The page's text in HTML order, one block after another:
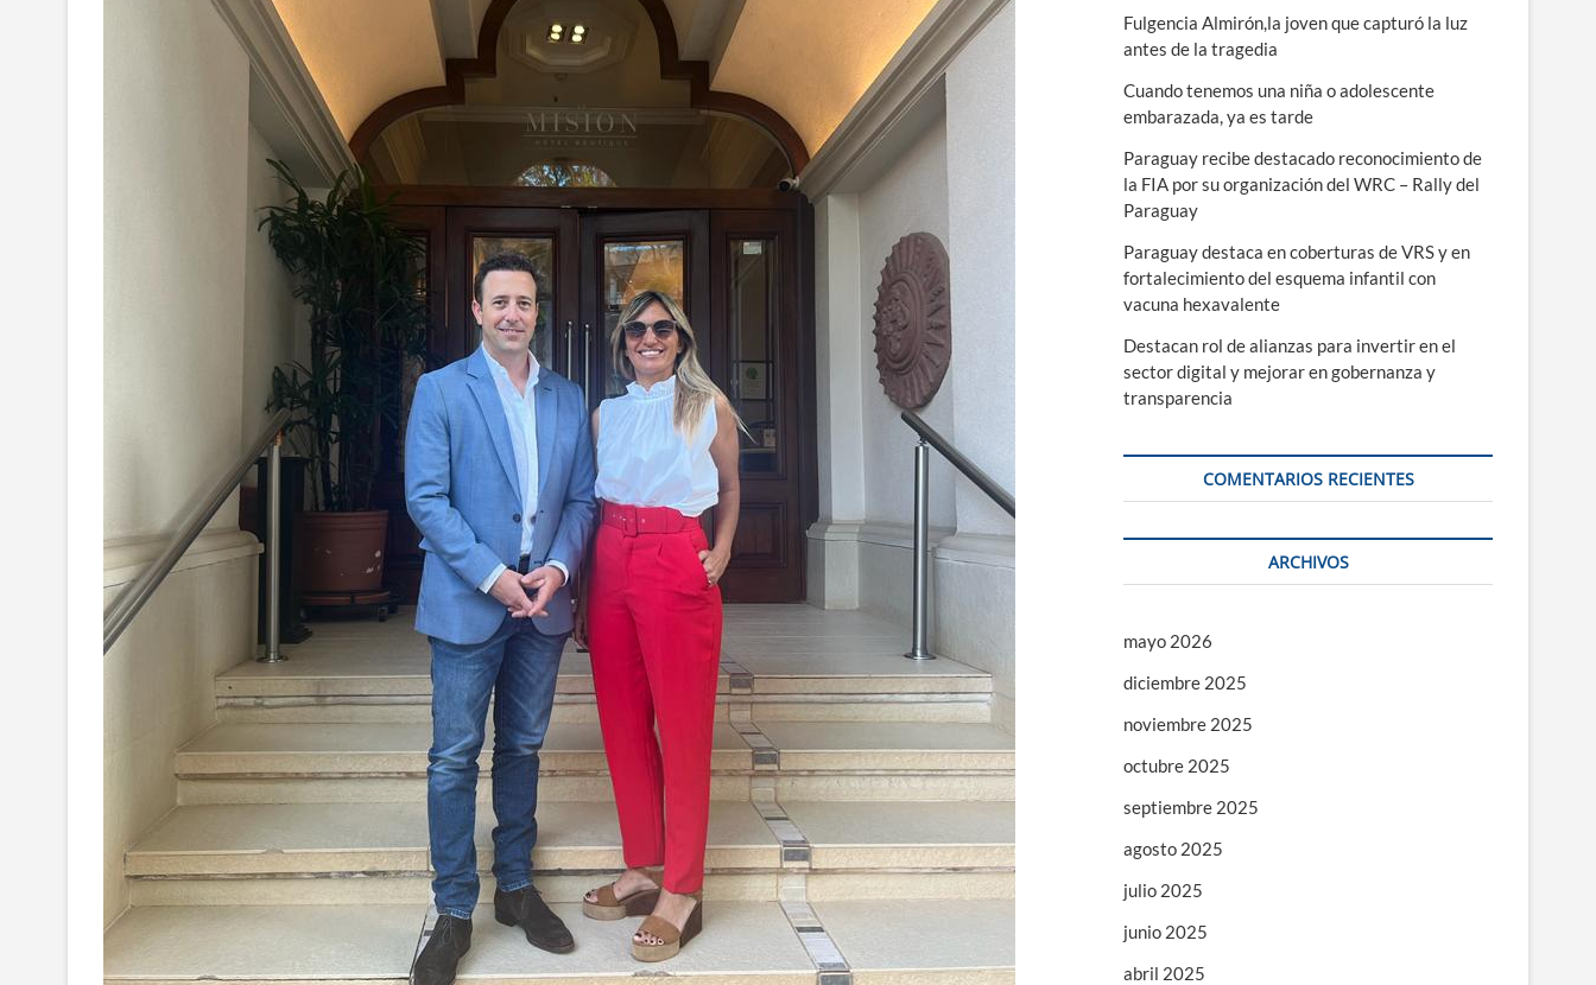
ú
Fulgencia Almirón,la joven que capturó la luz
antes de la tragedia
Cuando tenemos una niña o adolescente
embarazada, ya es tarde
Paraguay recibe destacado reconocimiento de
la FIA por su organización del WRC – Rally del
Paraguay
Paraguay destaca en coberturas de VRS y en
fortalecimiento del esquema infantil con
vacuna hexavalente
Destacan rol de alianzas para invertir en el
sector digital y mejorar en gobernanza y
transparencia
COMENTARIOS RECIENTES
ARCHIVOS
mayo 2026
diciembre 2025
noviembre 2025
octubre 2025
septiembre 2025
agosto 2025
julio 2025
junio 2025
abril 2025